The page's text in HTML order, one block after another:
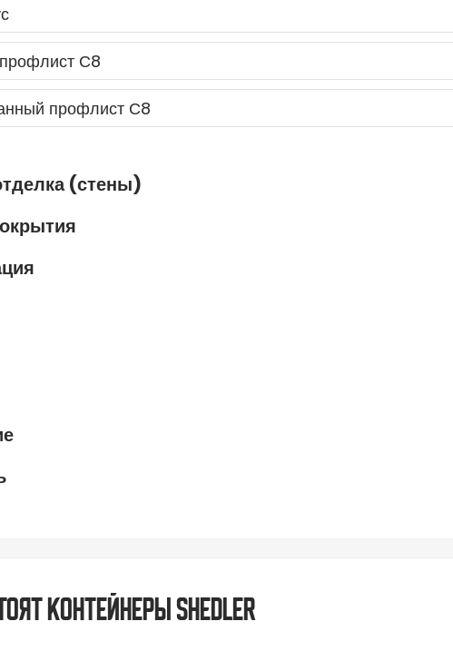
С8
профлист С8
(стены)
контейнеры SHEDLER